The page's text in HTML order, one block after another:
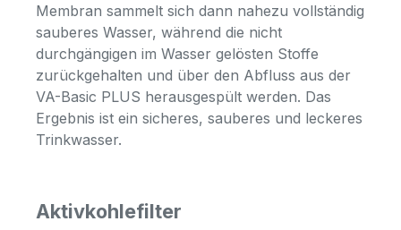
Membran sammelt sich dann nahezu vollständig
sauberes Wasser, während die nicht
durchgängigen im Wasser gelösten Stoffe
zurückgehalten und über den Abfluss aus der
VA-Basic PLUS herausgespült werden. Das
Ergebnis ist ein sicheres, sauberes und leckeres
Trinkwasser.
Aktivkohlefilter